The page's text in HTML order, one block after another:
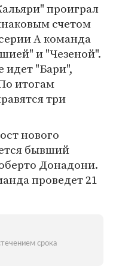
проиграл
счетом
А команда
и "Чезеной".
идет "Бари",
итогам
три
нового
бывший
Донадони.
проведет 21
срока